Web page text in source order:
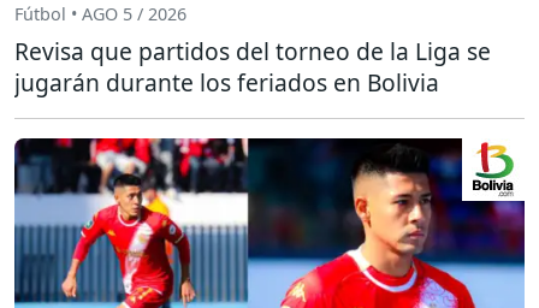
Fútbol • AGO 5 / 2026
Revisa que partidos del torneo de la Liga se
jugarán durante los feriados en Bolivia